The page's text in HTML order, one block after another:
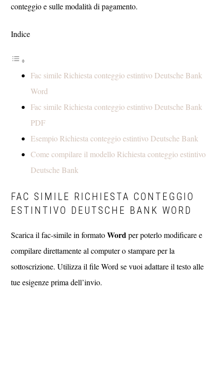
conteggio e sulle modalità di pagamento.
Indice
Fac simile Richiesta conteggio estintivo Deutsche Bank​
Word
Fac simile Richiesta conteggio estintivo Deutsche Bank​
PDF
Esempio Richiesta conteggio estintivo Deutsche Bank​
Come compilare il modello Richiesta conteggio estintivo
Deutsche Bank​
FAC SIMILE RICHIESTA CONTEGGIO
ESTINTIVO DEUTSCHE BANK​ WORD
Scarica il fac‑simile in formatoWordper poterlo modificare e
compilare direttamente al computer o stampare per la
sottoscrizione. Utilizza il file Word se vuoi adattare il testo alle
tue esigenze prima dell’invio.